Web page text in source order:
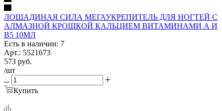
ЛОШАДИНАЯ СИЛА МЕГАУКРЕПИТЕЛЬ ДЛЯ НОГТЕЙ С
АЛМАЗНОЙ КРОШКОЙ КАЛЬЦИЕМ ВИТАМИНАМИ А И
В5 10МЛ
Есть в наличии: 7
Арт.: 5521673
573 руб.
/шт
Купить